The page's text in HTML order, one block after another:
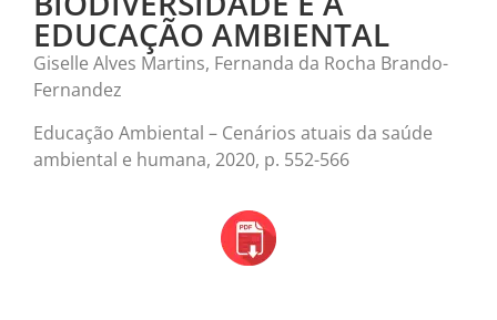
EDUCAÇÃO AMBIENTAL
Giselle Alves Martins, Fernanda da Rocha Brando-
Fernandez
Educação Ambiental – Cenários atuais da saúde
ambiental e humana, 2020, p. 552-566